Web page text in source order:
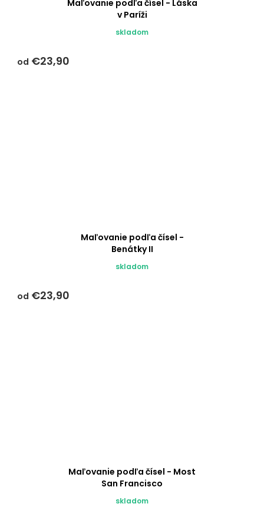
Maľovanie podľa čísel - Láska
v Paríži
skladom
od €23,90
Maľovanie podľa čísel -
Benátky II
skladom
od €23,90
Maľovanie podľa čísel - Most
San Francisco
skladom